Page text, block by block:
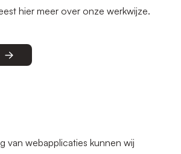
hier meer over onze werkwijze.
van webapplicaties kunnen wij